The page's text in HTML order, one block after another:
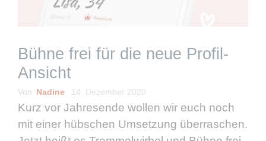
Bühne frei für die neue Profil-
Ansicht
Von Nadine 14. Dezember 2020
Kurz vor Jahresende wollen wir euch noch
mit einer hübschen Umsetzung überraschen.